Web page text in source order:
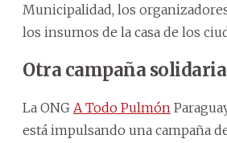
Municipalidad, los
los insumos de la casa de los
Otra campaña solidaria
La ONG A Todo Pulmón
está impulsando una campaña